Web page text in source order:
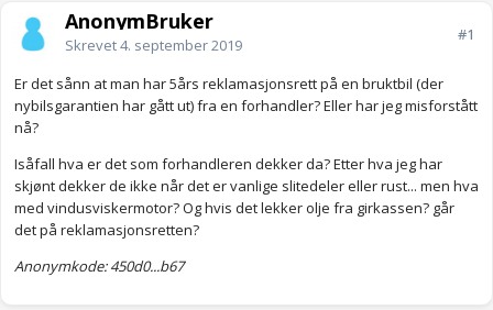
AnonymBruker
Skrevet4. september 2019
#1
Er det sånn at man har 5års reklamasjonsrett på en bruktbil (der
nybilsgarantien har gått ut) fra en forhandler? Eller har jeg misforstått
nå?
Isåfall hva er det som forhandleren dekker da? Etter hva jeg har
skjønt dekker de ikke når det er vanlige slitedeler eller rust... men hva
med vindusviskermotor? Og hvis det lekker olje fra girkassen? går
det på reklamasjonsretten?
Anonymkode: 450d0...b67